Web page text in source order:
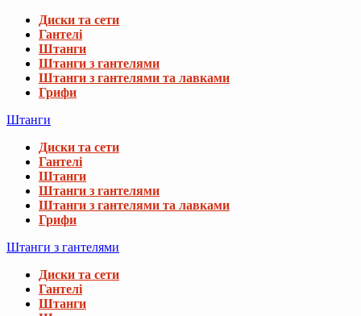
Диски та сети
Гантелі
Штанги
Штанги з гантелями
Штанги з гантелями та лавками
Грифи
Штанги
Диски та сети
Гантелі
Штанги
Штанги з гантелями
Штанги з гантелями та лавками
Грифи
Штанги з гантелями
Диски та сети
Гантелі
Штанги